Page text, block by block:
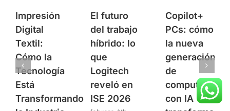
Impresión
Digital
Textil:
Cómo la
Tecnología
Está
Transformando
El futuro
del trabajo
híbrido: lo
que
Logitech
reveló en
ISE 2026
Copilot+
PCs: cómo
la nueva
generación
de
computadores
con IA